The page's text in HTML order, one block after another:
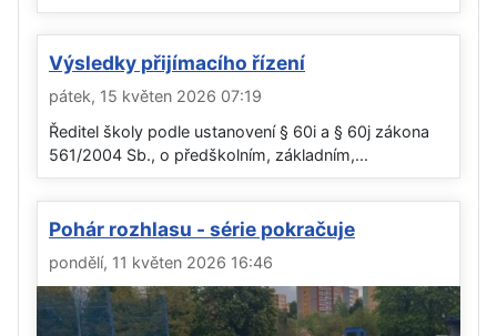
Výsledky přijímacího řízení
pátek, 15 květen 2026 07:19
Ředitel školy podle ustanovení § 60i a § 60j zákona
561/2004 Sb., o předškolním, základním,...
Pohár rozhlasu - série pokračuje
pondělí, 11 květen 2026 16:46